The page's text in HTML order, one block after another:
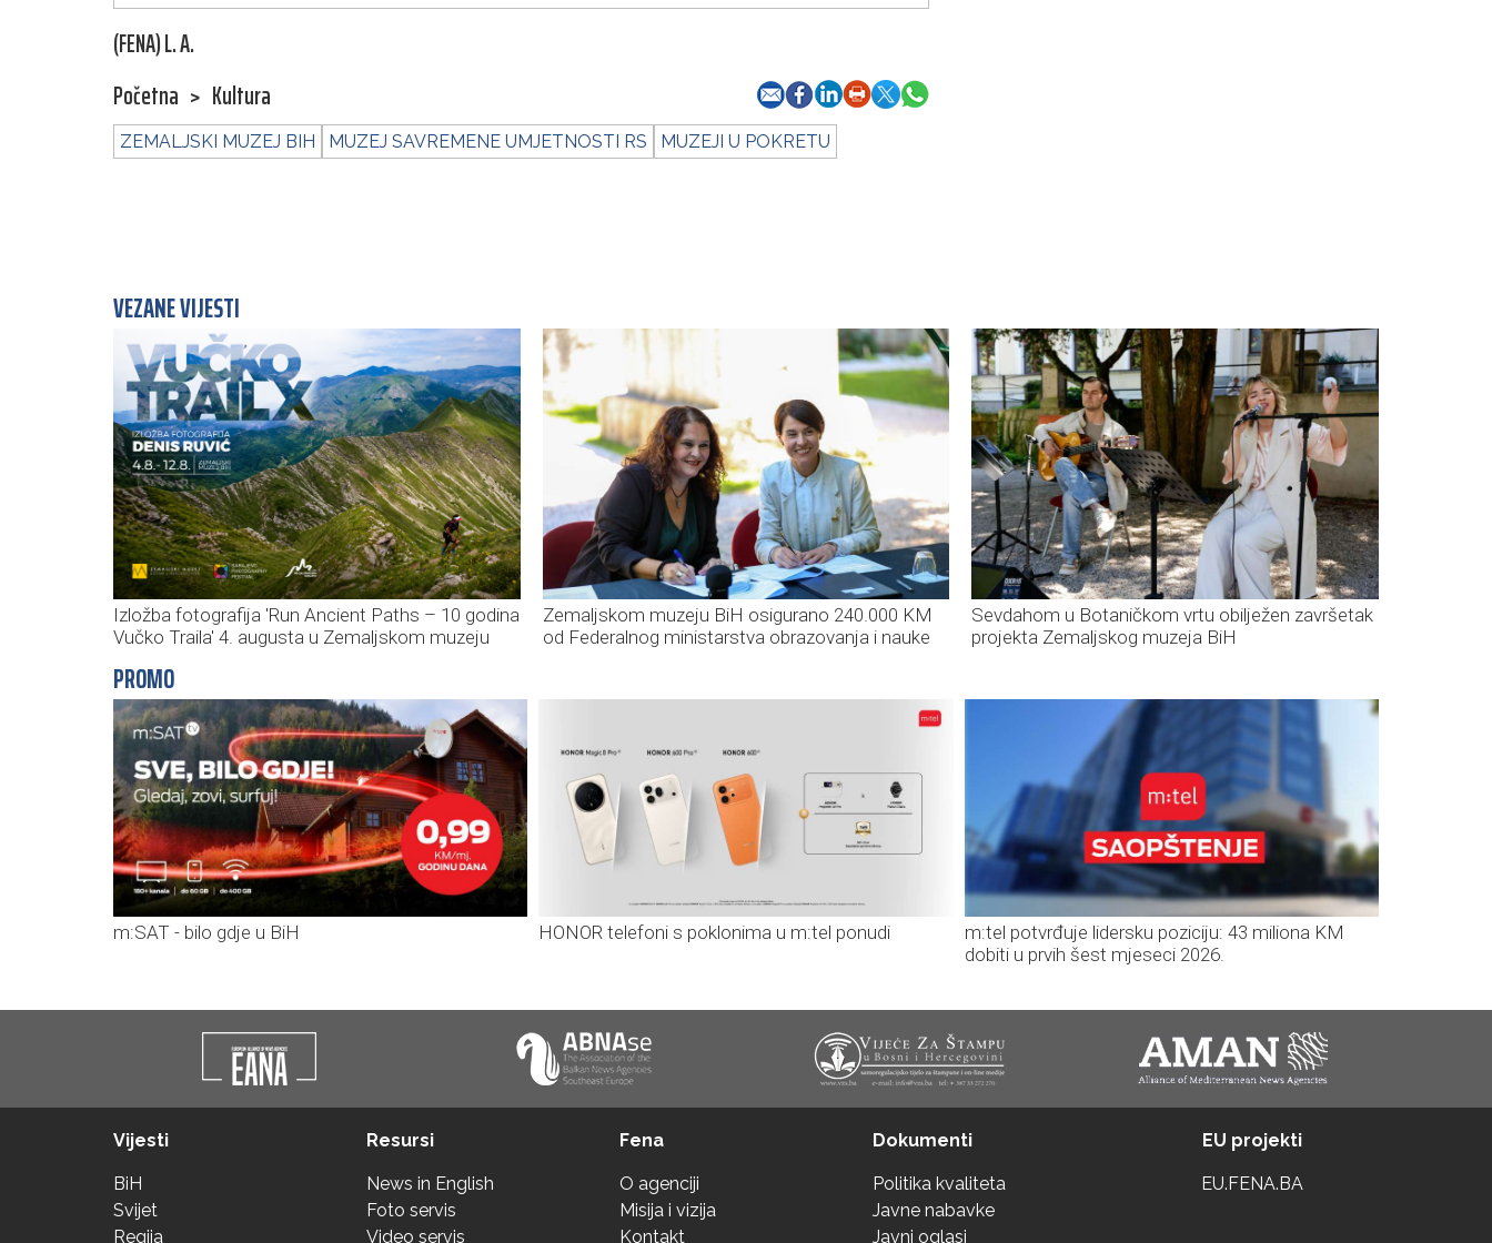
(FENA) L. A.
Početna > Kultura
ZEMALJSKI MUZEJ BIH MUZEJ SAVREMENE UMJETNOSTI RS MUZEJI U POKRETU
VEZANE VIJESTI
Izložba fotografija 'Run Ancient Paths – 10 godina
Vučko Traila' 4. augusta u Zemaljskom muzeju
Zemaljskom muzeju BiH osigurano 240.000 KM
od Federalnog ministarstva obrazovanja i nauke
Sevdahom u Botaničkom vrtu obilježen završetak
projekta Zemaljskog muzeja BiH
PROMO
m:SAT - bilo gdje u BiH HONOR telefoni s poklonima u m:tel ponudi
m:tel potvrđuje lidersku poziciju: 43 miliona KM
dobiti u prvih šest mjeseci 2026.
Vijesti
BiH
Svijet
Regija
Resursi
News in English
Foto servis
Video servis
Fena
O agenciji
Misija i vizija
Kontakt
Dokumenti
Politika kvaliteta
Javne nabavke
Javni oglasi
EU projekti
EU.FENA.BA